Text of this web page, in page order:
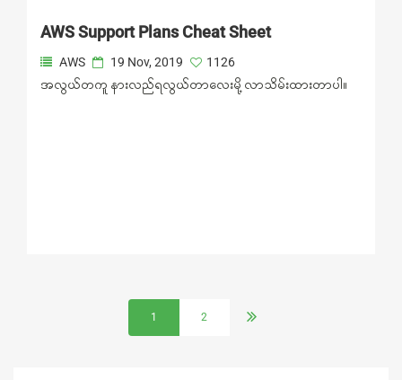
AWS Support Plans Cheat Sheet
AWS 19 Nov, 2019
1126
အလွယ်တကူ နားလည်ရလွယ်တာလေးမို့ လာသိမ်းထားတာပါ။
1 2